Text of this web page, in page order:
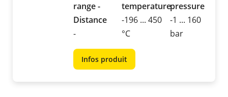
range -
Distance
-
temperature
-196 ... 450
°C
pressure
-1 ... 160
bar
Infos produit